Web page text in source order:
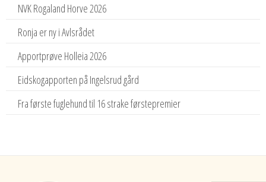
NVK Rogaland Horve 2026
Ronja er ny i Avlsrådet
Apportprøve Holleia 2026
Eidskogapporten på Ingelsrud gård
Fra første fuglehund til 16 strake førstepremier